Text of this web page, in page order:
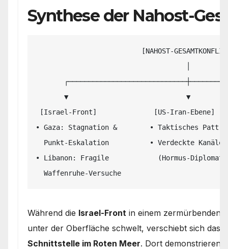
Synthese der Nahost-
• Gaza: Stagnation &        • Taktisches Patt
• Libanon: Fragile            (Hormus-
Während die Israel-Front in einem zermürbenden
unter der Oberfläche schwelt, verschiebt sich das
Schnittstelle im Roten Meer. Dort demonstrieren